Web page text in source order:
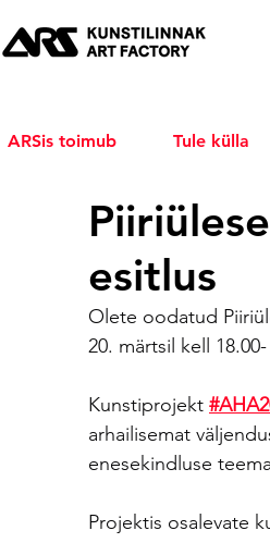
ARSis toimub Tule külla
esitlus
Olete oodatud
20. märtsil kell
Kunstiprojekt
arhailisemat
enesekindluse
Projektis osalevate